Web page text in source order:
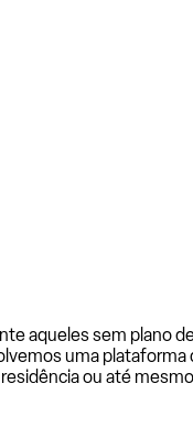
aqueles sem plano
uma plataforma
ou até